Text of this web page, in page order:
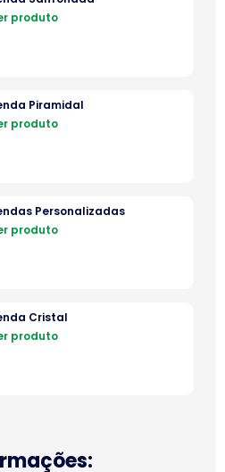
produto
Piramidal
produto
Personalizadas
produto
Cristal
produto